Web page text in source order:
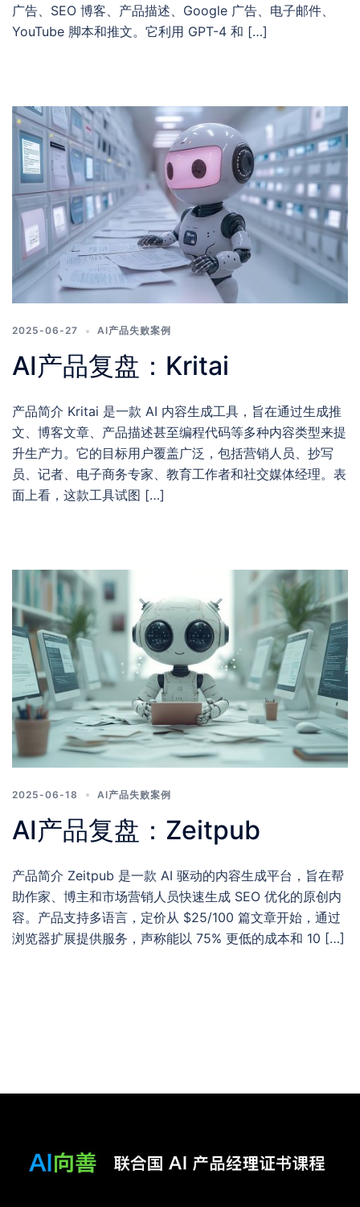
广告、SEO 博客、产品描述、Google 广告、电子邮件、
YouTube 脚本和推文。它利用 GPT-4 和 […]
2025-06-27 AI产品失败案例
AI产品复盘：Kritai
产品简介 Kritai 是一款 AI 内容生成工具，旨在通过生成推
文、博客文章、产品描述甚至编程代码等多种内容类型来提
升生产力。它的目标用户覆盖广泛，包括营销人员、抄写
员、记者、电子商务专家、教育工作者和社交媒体经理。表
面上看，这款工具试图 […]
2025-06-18 AI产品失败案例
AI产品复盘：Zeitpub
产品简介 Zeitpub 是一款 AI 驱动的内容生成平台，旨在帮
助作家、博主和市场营销人员快速生成 SEO 优化的原创内
容。产品支持多语言，定价从 $25/100 篇文章开始，通过
浏览器扩展提供服务，声称能以 75% 更低的成本和 10 […]